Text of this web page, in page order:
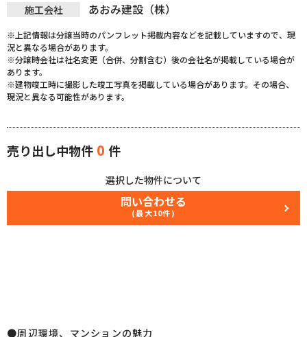
施工会社 あおみ建設（株）
※上記情報は分譲当時のパンフレット掲載内容などを記載していますので、現
況と異なる場合があります。
※分譲時会社は社名変更（合併、分割含む）後の会社名が掲載している場合が
あります。
※建物竣工時に撮影した竣工写真を掲載している場合があります。その場合、
現況と異なる可能性があります。
売り出し中物件 0 件
選択した物件について
問い合わせる
(最大10件)
●周辺環境、マンションの魅力